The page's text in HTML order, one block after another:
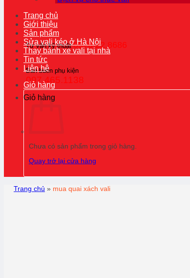
Tư vấn kỹ thuật 0976.22.8686
Bán buôn phụ kiện
097.465.1138
Giỏ hàng
Trang chủ
Giới thiệu
Sản phẩm
Sửa vali kéo ở Hà Nội
Thay bánh xe vali tại nhà
Tin tức
Liên hệ
Giỏ hàng
Chưa có sản phẩm trong giỏ hàng.
Quay trở lại cửa hàng
Trang chủ » mua quai xách vali